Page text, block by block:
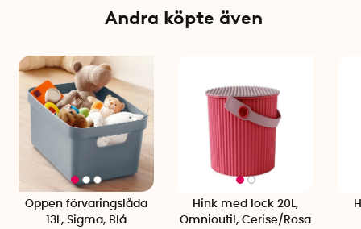
Tillverkningsland: ItalienAndra köpte även
Öppen förvaringslåda
13L, Sigma, Blå
Hink med lock 20L,
Omnioutil, Cerise/Rosa